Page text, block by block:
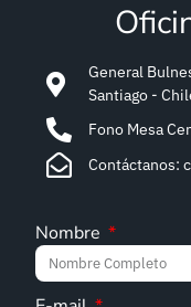
General
Santiago -
Fono Mesa
Contáctanos:
Nombre